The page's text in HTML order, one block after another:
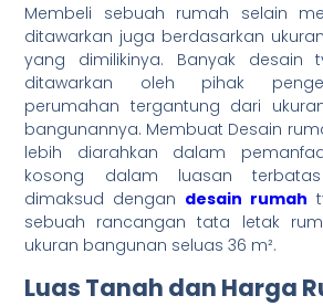
Membeli sebuah rumah selain
ditawarkan juga berdasarkan
yang dimilikinya. Banyak desain
ditawarkan oleh pihak
perumahan tergantung dari
bangunannya. Membuat Desain
lebih diarahkan dalam
kosong dalam luasan
dimaksud dengan desain rumah
sebuah rancangan tata letak
ukuran bangunan seluas 36 m².
Luas Tanah dan Harga